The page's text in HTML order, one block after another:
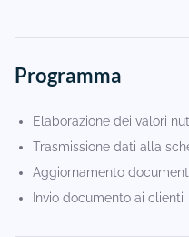
Programma
Elaborazione dei valori
Trasmissione dati alla
Aggiornamento
Invio documento ai clienti